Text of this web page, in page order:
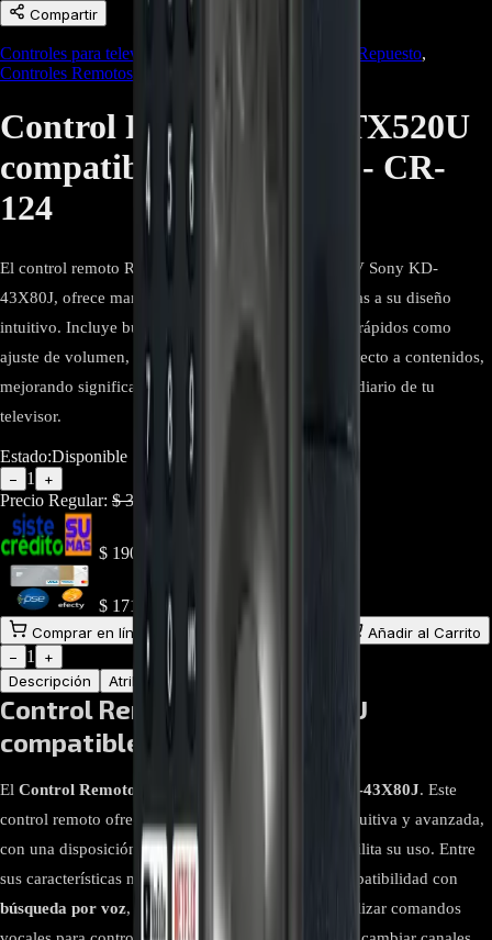
Compartir
Controles para televisor Accesorios Accesorios de Repuesto,
Controles Remotos
Control Remoto RMF-TX520U
compatible KD-43X80J - CR-
124
El control remoto RMF-TX520U, compatible con TV Sony KD-
43X80J, ofrece manejo ergonómico y sencillo gracias a su diseño
intuitivo. Incluye búsqueda por voz para comandos rápidos como
ajuste de volumen, selección de canales y acceso directo a contenidos,
mejorando significativamente la experiencia de uso diario de tu
televisor.
Estado:Disponible
− 1 +
Precio Regular: $304.000
$ 190.000
$ 171.000
Comprar en línea Comprar y Recoger
Añadir al Carrito
−
1
+
Descripción
Atributos
Control Remoto RMF-TX520U
compatible KD-43X80J
El Control Remoto RMF-TX520U compatible KD-43X80J. Este
control remoto ofrece una experiencia de usuario intuitiva y avanzada,
con una disposición de botones ergonómica que facilita su uso. Entre
sus características más destacadas se incluye la compatibilidad con
búsqueda por voz, lo que permite a los usuarios realizar comandos